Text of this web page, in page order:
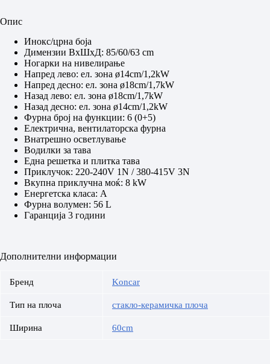
Опис
Инокс/црна боја
Димензии ВхШхД: 85/60/63 cm
Ногарки на нивелирање
Напред лево: ел. зона ø14cm/1,2kW
Напред десно: ел. зона ø18cm/1,7kW
Назад лево: ел. зона ø18cm/1,7kW
Назад десно: ел. зона ø14cm/1,2kW
Фурна број на функции: 6 (0+5)
Електрична, вентилаторска фурна
Внатрешно осветлување
Водилки за тава
Една решетка и плитка тава
Приклучок: 220-240V 1N / 380-415V 3N
Вкупна приклучна моќ: 8 kW
Енергетска класа: A
Фурна волумен: 56 L
Гаранција 3 години
Дополнителни информации
Бренд Koncar
Тип на плоча стакло-керамичка плоча
Ширина 60cm